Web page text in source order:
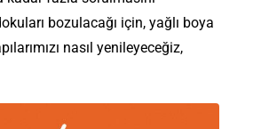
bozulacağı için, yağlı boya
nasıl yenileyeceğiz,